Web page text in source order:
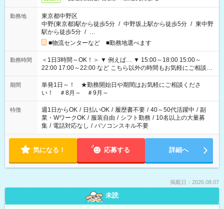
勤務地
東京都中野区
中野(東京都)駅から徒歩5分 / 中野坂上駅から徒歩5分 / 東中野
駅から徒歩5分 / …
■物流センターなど ■勤務地選べます
勤務時間
＜1日3時間～OK！＞ ▼ 例えば… ▼ 15:00～18:00 15:00～
22:00 17:00～22:00 など こちら以外の時間もお気軽にご相談く
ださい！
期間
単発1日～！ ★勤務開始日や期間はお気軽にご相談くださ
い！ ＃8月～ ＃9月～
特徴 週1日からOK / 日払いOK / 履歴書不要 / 40～50代活躍中 / 副
業・WワークOK / 服装自由 / シフト勤務 / 10名以上の大量募
集 / 電話対応なし / パソコンスキル不要
気になる！ 応募する 詳細へ
掲載日：2026.08.07
未読